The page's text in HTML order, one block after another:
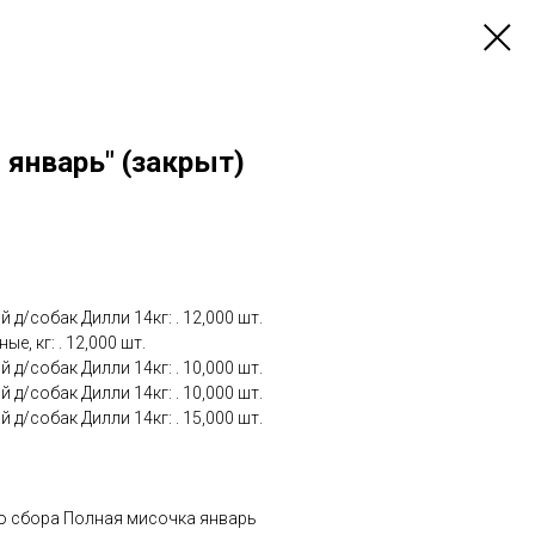
(закрыт)
д/собак Дилли 14кг: . 12,000 шт.
кг: . 12,000 шт.
д/собак Дилли 14кг: . 10,000 шт.
д/собак Дилли 14кг: . 10,000 шт.
д/собак Дилли 14кг: . 15,000 шт.
сбора Полная мисочка январь